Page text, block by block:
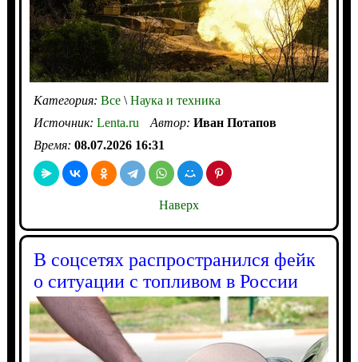
Категория: Все\Наука и техника
Источник: Lenta.ru Автор: Иван Потапов
Время: 08.07.2026 16:31
Наверх
В соцсетях распространился фейк
о ситуации с топливом в России